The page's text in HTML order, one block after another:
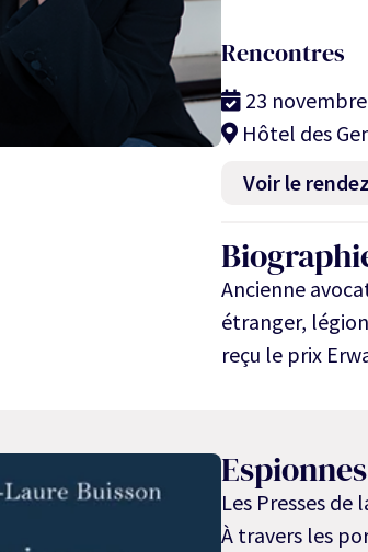
Rencontres
23
Hôtel des
Voir le
Ancienne
étranger,
reçu le prix
Espionnes
Les Presses de
À travers les